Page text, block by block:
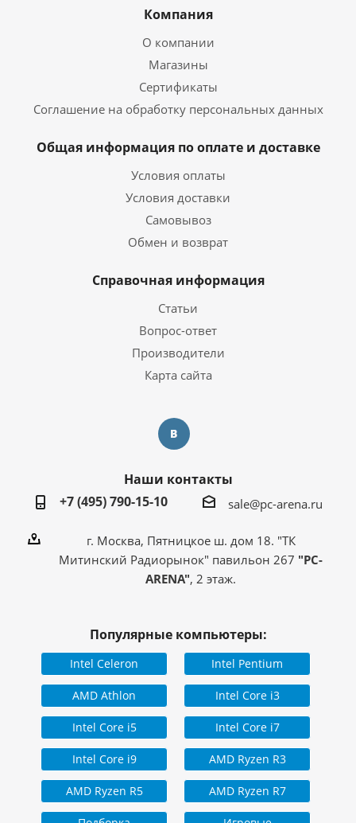
Компания
О компании
Магазины
Сертификаты
Соглашение на обработку персональных данных
Общая информация по оплате и доставке
Условия оплаты
Условия доставки
Самовывоз
Обмен и возврат
Справочная информация
Статьи
Вопрос-ответ
Производители
Карта сайта
Наши контакты
+7 (495) 790-15-10
sale@pc-arena.ru
г. Москва, Пятницкое ш. дом 18. "ТК
Митинский Радиорынок" павильон 267 "PC-
ARENA", 2 этаж.
Популярные компьютеры:
Intel Celeron Intel Pentium
AMD Athlon Intel Core i3
Intel Core i5 Intel Core i7
Intel Core i9 AMD Ryzen R3
AMD Ryzen R5 AMD Ryzen R7